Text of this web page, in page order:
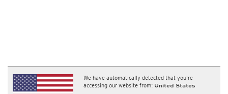
We have automatically detected that you're
accessing our website from: United States